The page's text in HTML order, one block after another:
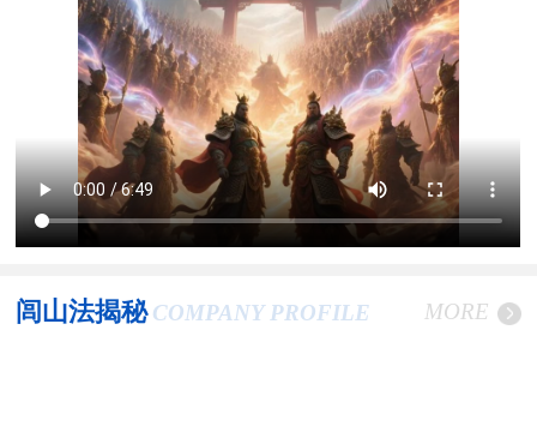
闾山法揭秘 COMPANY PROFILE MORE